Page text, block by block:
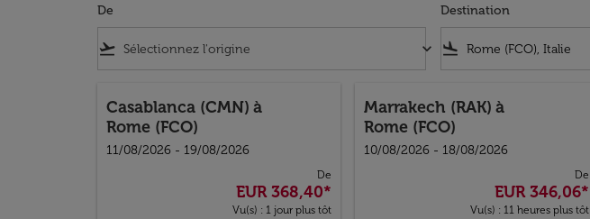
De
flight_takeoff keyboard_arrow_down
Destination
flight_land
Casablanca (CMN) à
Rome (FCO)
11/08/2026 - 19/08/2026
De
EUR 368,40*
Vu(s) : 1 jour plus tôt
Marrakech (RAK) à
Rome (FCO)
10/08/2026 - 18/08/2026
De
EUR 346,06*
Vu(s) : 11 heures plus tôt